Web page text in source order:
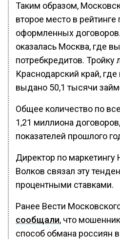
Таким образом,
второе место в рейтинге
оформленных
оказалась Москва, где
потребкредитов. Тройку
Краснодарский край,
выдано 50,1 тысячи
Общее количество по
1,21 миллиона
показателей прошлого
Директор по
Волков связал эту
процентными ставками.
Ранее Вести
сообщали, что
способ обмана россиян